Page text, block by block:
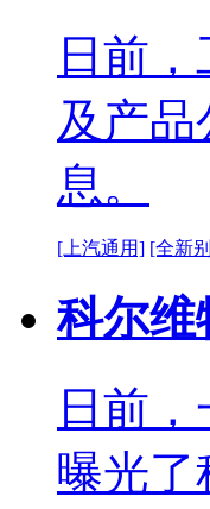
日前
及产
息。
[上汽通用] [全新
科尔维
日前
曝光了